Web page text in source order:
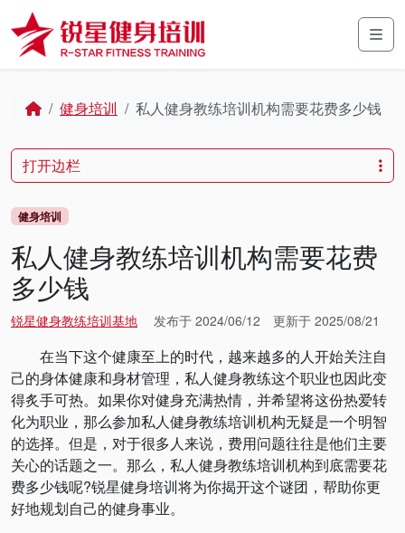
Skip to content
Skip to footer
Home健身培训 私人健身教练培训机构需要花费多少钱
健身培训
私人健身教练培训机构需要花费
多少钱
锐星健身教练培训基地 发布于 2024/06/12 更新于 2025/08/21
在当下这个健康至上的时代，越来越多的人开始关注自
己的身体健康和身材管理，私人健身教练这个职业也因此变
得炙手可热。如果你对健身充满热情，并希望将这份热爱转
化为职业，那么参加私人健身教练培训机构无疑是一个明智
的选择。但是，对于很多人来说，费用问题往往是他们主要
关心的话题之一。那么，私人健身教练培训机构到底需要花
费多少钱呢?锐星健身培训将为你揭开这个谜团，帮助你更
好地规划自己的健身事业。
打开边栏